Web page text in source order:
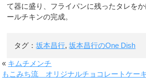
て器に盛り、フライパンに残ったタレを
ールチキンの完成。
タグ：坂本昌行,坂本昌行のOne Dish
« キムチメンチ
もこみち流 オリジナルチョコレートケー